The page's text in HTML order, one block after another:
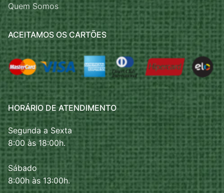
Quem Somos
ACEITAMOS OS CARTÕES
HORÁRIO DE ATENDIMENTO
Segunda a Sexta
8:00 às 18:00h.
Sábado
8:00h às 13:00h.